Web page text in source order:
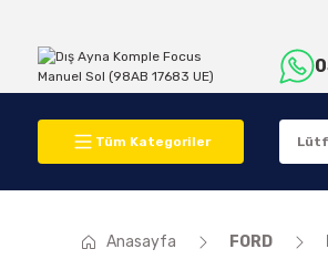
Tüm Kategoriler
Anasayfa FORD